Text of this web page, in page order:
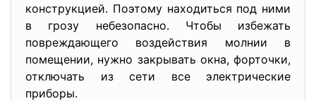
конструкцией. Поэтому находиться под ними
в грозу небезопасно. Чтобы избежать
повреждающего воздействия молнии в
помещении, нужно закрывать окна, форточки,
отключать из сети все электрические
приборы.